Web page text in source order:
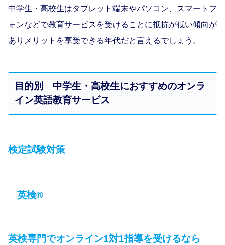
中学生・高校生はタブレット端末やパソコン、スマートフ
ォンなどで教育サービスを受けることに抵抗が低い傾向が
ありメリットを享受できる年代だと言えるでしょう。
目的別 中学生・高校生におすすめのオンラ
イン英語教育サービス
検定試験対策
英検®
英検専門でオンライン1対1指導を受けるなら